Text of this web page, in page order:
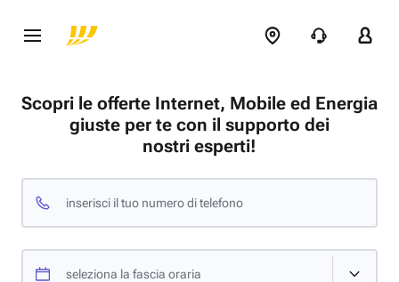
Scopri le offerte Internet, Mobile ed Energia
giuste per te con il supporto dei
nostri esperti!
inserisci il tuo numero di telefono
seleziona la fascia oraria